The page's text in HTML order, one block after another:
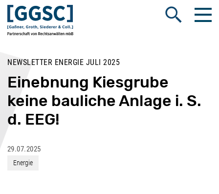
Suche öffnen
NEWSLETTER ENERGIE JULI 2025
Einebnung Kiesgrube
keine bauliche Anlage i. S.
d. EEG!
29.07.2025
Energie